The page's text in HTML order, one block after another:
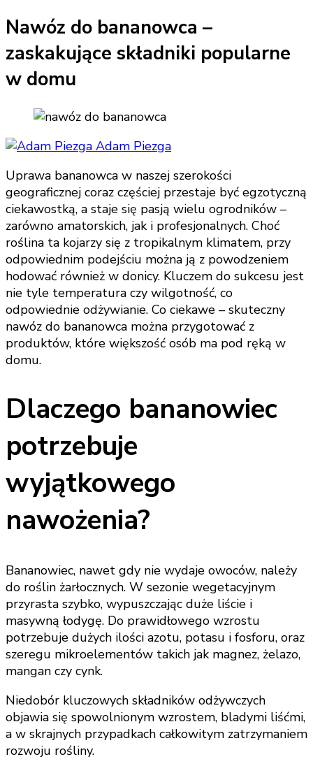
Nawóz do bananowca –
zaskakujące składniki popularne
w domu
Adam Piezga
Uprawa bananowca w naszej szerokości
geograficznej coraz częściej przestaje być egzotyczną
ciekawostką, a staje się pasją wielu ogrodników –
zarówno amatorskich, jak i profesjonalnych. Choć
roślina ta kojarzy się z tropikalnym klimatem, przy
odpowiednim podejściu można ją z powodzeniem
hodować również w donicy. Kluczem do sukcesu jest
nie tyle temperatura czy wilgotność, co
odpowiednie odżywianie. Co ciekawe – skuteczny
nawóz do bananowca można przygotować z
produktów, które większość osób ma pod ręką w
domu.
Dlaczego bananowiec
potrzebuje
wyjątkowego
nawożenia?
Bananowiec, nawet gdy nie wydaje owoców, należy
do roślin żarłocznych. W sezonie wegetacyjnym
przyrasta szybko, wypuszczając duże liście i
masywną łodygę. Do prawidłowego wzrostu
potrzebuje dużych ilości azotu, potasu i fosforu, oraz
szeregu mikroelementów takich jak magnez, żelazo,
mangan czy cynk.
Niedobór kluczowych składników odżywczych
objawia się spowolnionym wzrostem, bladymi liśćmi,
a w skrajnych przypadkach całkowitym zatrzymaniem
rozwoju rośliny.